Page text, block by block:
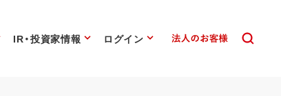
IR・投資家情報 ログイン